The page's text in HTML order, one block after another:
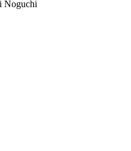
Noguchi